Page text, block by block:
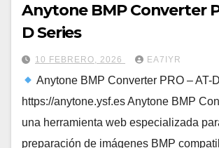
Anytone BMP Converter
D Series
10 FEBRERO, 2026 EA7IYR
Anytone BMP Converter PRO – AT-
https://anytone.ysf.es Anytone BMP
una herramienta web especializada
preparación de imágenes BMP